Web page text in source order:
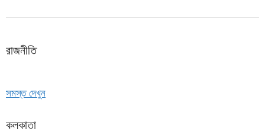
রাজনীতি
সমস্ত দেখুন
কলকাতা